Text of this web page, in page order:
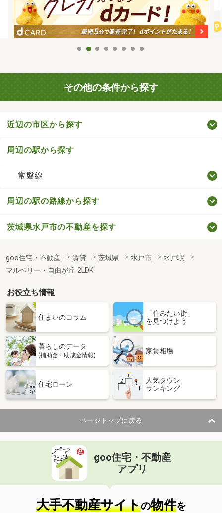
その他の条件から探す
近辺の市区から探す
周辺の駅から探す
常磐線
周辺の駅の路線から探す
茨城県水戸市の不動産を探す
goo住宅・不動産 賃貸 茨城県 水戸市
水戸駅
マルベリー・自由が丘 2LDK
お役立ち情報
住まいのコラム
「住みたい街」
を見つけよう
暮らしのデータ
(補助金・助成金情報)
家賃相場
住宅ローン
人気タウン
ランキング
ページトップに戻る
goo住宅・不動産
アプリ
大手不動産サイトの物件を